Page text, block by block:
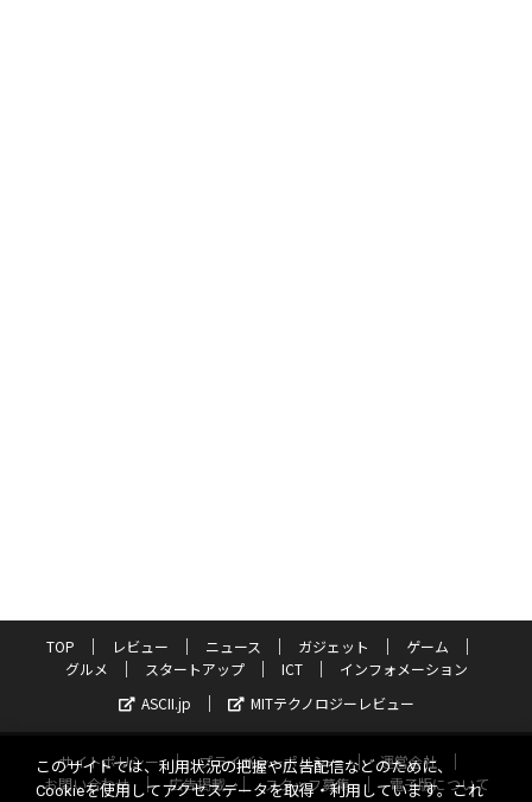
TOP レビュー ニュース ガジェット
ゲーム
グルメ
スタートアップ ICT
インフォメーション
ASCII.jp
MITテクノロジーレビュー
サイトポリシー プライバシーポリシー
運営会社
お問い合わせ
広告掲載 スタッフ募集 電子版について
このサイトでは、利用状況の把握や広告配信などのために、
Cookieを使用してアクセスデータを取得・利用しています。これ